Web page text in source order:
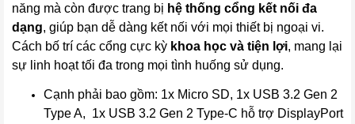
năng mà còn được trang bị hệ thống cổng kết nối đa
dạng, giúp bạn dễ dàng kết nối với mọi thiết bị ngoại vi.
Cách bố trí các cổng cực kỳ khoa học và tiện lợi, mang lại
sự linh hoạt tối đa trong mọi tình huống sử dụng.
Cạnh phải bao gồm: 1x Micro SD, 1x USB 3.2 Gen 2
Type A, 1x USB 3.2 Gen 2 Type-C hỗ trợ DisplayPort